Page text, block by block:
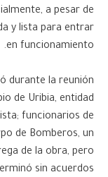
a pesar de
y lista para entrar
en funcionamiento.
durante la reunión
de Uribia, entidad
funcionarios de
de Bomberos, un
de la obra, pero
sin acuerdos.